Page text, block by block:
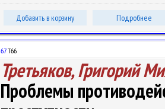
Добавить в корзину Подробнее
67Т66
Третьяков, Григорий
Проблемы